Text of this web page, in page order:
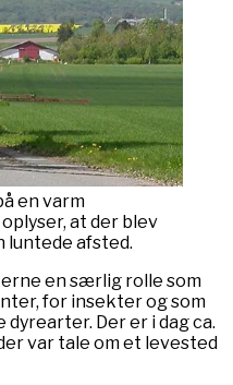
en varm
at der blev
afsted.
en særlig rolle som
for insekter og som
Der er i dag ca.
var tale om et levested